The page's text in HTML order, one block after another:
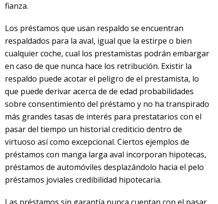
fianza.
Los préstamos que usan respaldo se encuentran
respaldados para la aval, igual que la estirpe o bien
cualquier coche, cual los prestamistas podrán embargar
en caso de que nunca hace los retribución. Existir la
respaldo puede acotar el peligro de el prestamista, lo
que puede derivar acerca de de edad probabilidades
sobre consentimiento del préstamo y no ha transpirado
más grandes tasas de interés para prestatarios con el
pasar del tiempo un historial crediticio dentro de
virtuoso así­ como excepcional. Ciertos ejemplos de
préstamos con manga larga aval incorporan hipotecas,
préstamos de automóviles desplazándolo hacia el pelo
préstamos joviales credibilidad hipotecaria.